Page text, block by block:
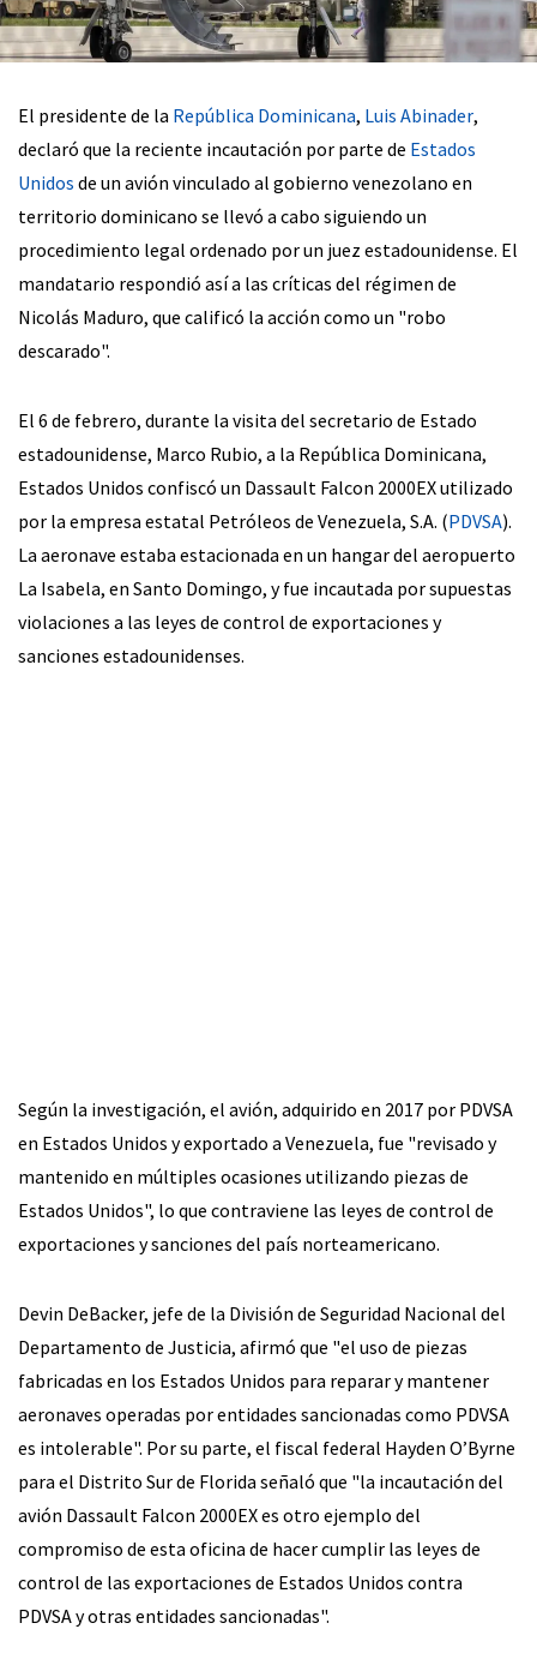
El presidente de la República Dominicana, Luis Abinader,
declaró que la reciente incautación por parte de Estados
Unidos de un avión vinculado al gobierno venezolano en
territorio dominicano se llevó a cabo siguiendo un
procedimiento legal ordenado por un juez estadounidense. El
mandatario respondió así a las críticas del régimen de
Nicolás Maduro, que calificó la acción como un "robo
descarado".
El 6 de febrero, durante la visita del secretario de Estado
estadounidense, Marco Rubio, a la República Dominicana,
Estados Unidos confiscó un Dassault Falcon 2000EX utilizado
por la empresa estatal Petróleos de Venezuela, S.A. (PDVSA).
La aeronave estaba estacionada en un hangar del aeropuerto
La Isabela, en Santo Domingo, y fue incautada por supuestas
violaciones a las leyes de control de exportaciones y
sanciones estadounidenses.
Según la investigación, el avión, adquirido en 2017 por PDVSA
en Estados Unidos y exportado a Venezuela, fue "revisado y
mantenido en múltiples ocasiones utilizando piezas de
Estados Unidos", lo que contraviene las leyes de control de
exportaciones y sanciones del país norteamericano.
Devin DeBacker, jefe de la División de Seguridad Nacional del
Departamento de Justicia, afirmó que "el uso de piezas
fabricadas en los Estados Unidos para reparar y mantener
aeronaves operadas por entidades sancionadas como PDVSA
es intolerable". Por su parte, el fiscal federal Hayden O’Byrne
para el Distrito Sur de Florida señaló que "la incautación del
avión Dassault Falcon 2000EX es otro ejemplo del
compromiso de esta oficina de hacer cumplir las leyes de
control de las exportaciones de Estados Unidos contra
PDVSA y otras entidades sancionadas".